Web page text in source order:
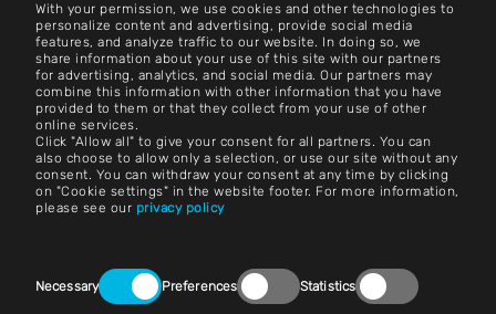
With your permission, we use cookies and other technologies to
personalize content and advertising, provide social media
features, and analyze traffic to our website. In doing so, we
share information about your use of this site with our partners
for advertising, analytics, and social media. Our partners may
combine this information with other information that you have
provided to them or that they collect from your use of other
online services.
Click "Allow all" to give your consent for all partners. You can
also choose to allow only a selection, or use our site without any
consent. You can withdraw your consent at any time by clicking
on "Cookie settings" in the website footer. For more information,
please see our privacy policy
Selection
Necessary Preferences Statistics
Kontakt
Kariéra
Podmínky a pravidla
Otisk
Právní upozornění
Kontakt